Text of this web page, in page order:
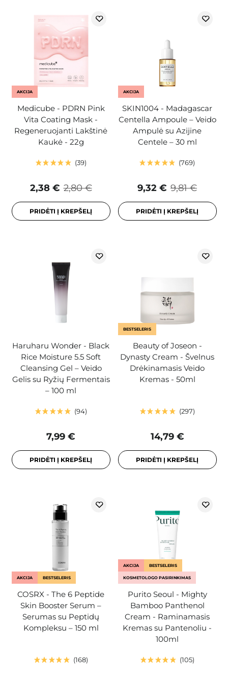
AKCIJA
Medicube - PDRN Pink
Vita Coating Mask -
Regeneruojanti Lakštinė
Kaukė - 22g
39
2,80 €
2,38 €
PRIDĖTI Į KREPŠELĮ
AKCIJA
SKIN1004 - Madagascar
Centella Ampoule – Veido
Ampulė su Azijine
Centele – 30 ml
769
9,81 €
9,32 €
PRIDĖTI Į KREPŠELĮ
Haruharu Wonder - Black
Rice Moisture 5.5 Soft
Cleansing Gel – Veido
Gelis su Ryžių Fermentais
– 100 ml
94
7,99 €
PRIDĖTI Į KREPŠELĮ
BESTSELERIS
Beauty of Joseon -
Dynasty Cream - Švelnus
Drėkinamasis Veido
Kremas - 50ml
297
14,79 €
PRIDĖTI Į KREPŠELĮ
AKCIJA BESTSELERIS
COSRX - The 6 Peptide
Skin Booster Serum –
Serumas su Peptidų
Kompleksu – 150 ml
168
AKCIJA BESTSELERIS
KOSMETOLOGO PASIRINKIMAS
Purito Seoul - Mighty
Bamboo Panthenol
Cream - Raminamasis
Kremas su Pantenoliu -
100ml
105